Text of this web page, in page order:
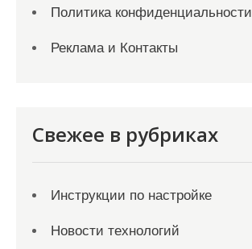
Политика конфиденциальности
Реклама и Контакты
Свежее в рубриках
Инструкции по настройке
Новости технологий